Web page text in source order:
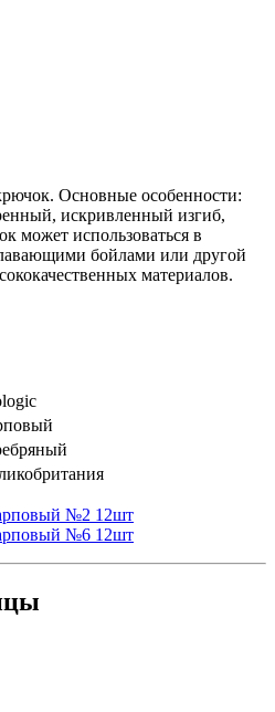
Основные особенности:
искривленный изгиб,
может использоваться в
бойлами или другой
материалов.
№2 12шт
№6 12шт